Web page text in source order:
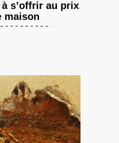
s’offrir au prix
maison